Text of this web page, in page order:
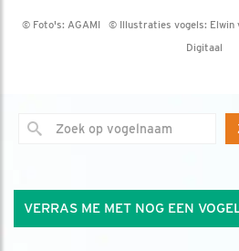
© Foto's: AGAMI© Illustraties vogels: Elwin
Digitaal
VERRAS ME MET NOG EEN